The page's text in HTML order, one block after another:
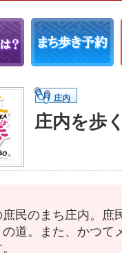
庄内
庄内を歩く
民のまち庄内。庶
の道。また、かつ